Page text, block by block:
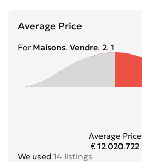
Average Price
For Maisons, Vendre, 2, 1
Average Price
€ 12,020,722
We used 14 listings